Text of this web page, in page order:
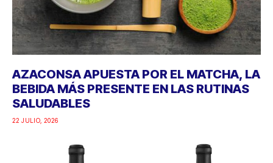
AZACONSA APUESTA POR EL MATCHA, LA
BEBIDA MÁS PRESENTE EN LAS RUTINAS
SALUDABLES
22 JULIO, 2026